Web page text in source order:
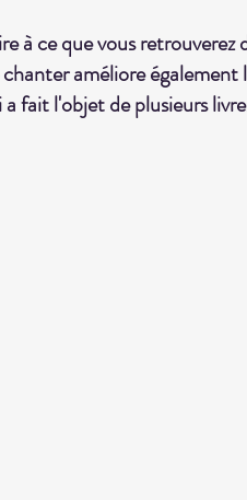
à ce que vous
améliore
fait l'objet de plusieurs